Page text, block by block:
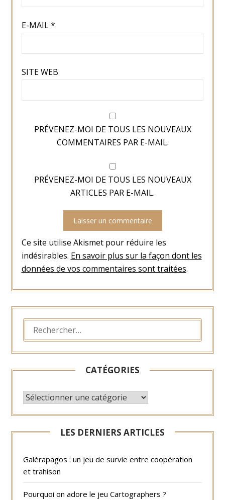
E-MAIL*
SITE WEB
PRÉVENEZ-MOI DE TOUS LES NOUVEAUX
COMMENTAIRES PAR E-MAIL.
PRÉVENEZ-MOI DE TOUS LES NOUVEAUX
ARTICLES PAR E-MAIL.
Ce site utilise Akismet pour réduire les
indésirables. En savoir plus sur la façon dont les
données de vos commentaires sont traitées.
CATÉGORIES
CATÉGORIES
LES DERNIERS ARTICLES
Galèrapagos : un jeu de survie entre coopération
et trahison
Pourquoi on adore le jeu Cartographers ?